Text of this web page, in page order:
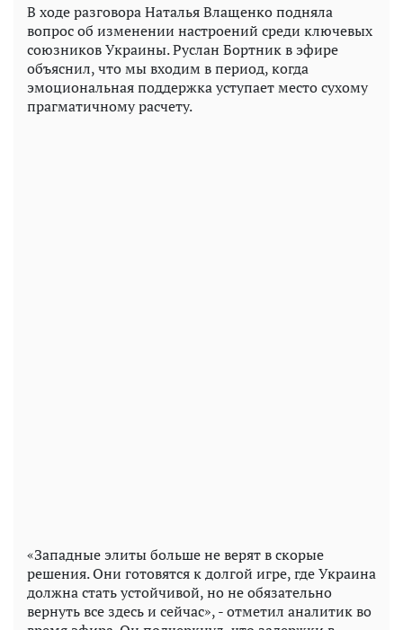
В ходе разговора Наталья Влащенко подняла
вопрос об изменении настроений среди ключевых
союзников Украины. Руслан Бортник в эфире
объяснил, что мы входим в период, когда
эмоциональная поддержка уступает место сухому
прагматичному расчету.
«Западные элиты больше не верят в скорые
решения. Они готовятся к долгой игре, где Украина
должна стать устойчивой, но не обязательно
вернуть все здесь и сейчас», - отметил аналитик во